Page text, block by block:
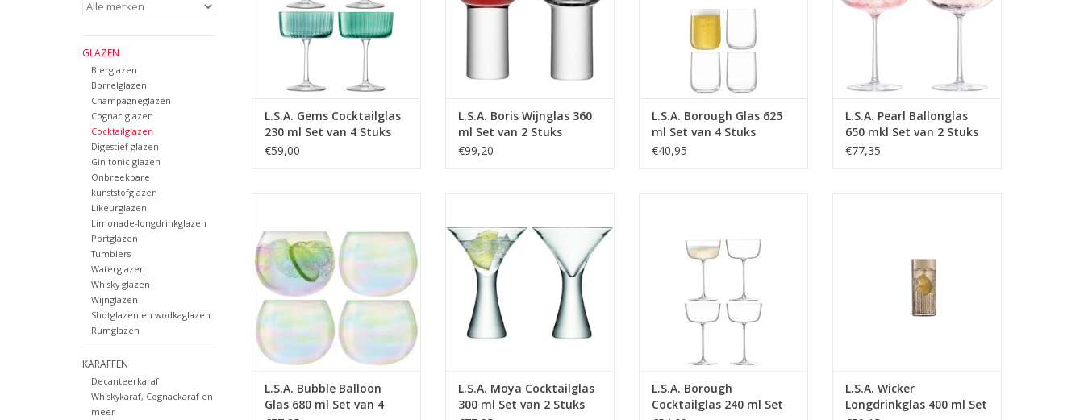
GLAZEN
Bierglazen
Borrelglazen
Champagneglazen
Cognac glazen
Cocktailglazen
Digestief glazen
Gin tonic glazen
Onbreekbare
kunststofglazen
Likeurglazen
Limonade-longdrinkglazen
Portglazen
Tumblers
Waterglazen
Whisky glazen
Wijnglazen
Shotglazen en wodkaglazen
Rumglazen
KARAFFEN
Decanteerkaraf
Whiskykaraf, Cognackaraf en
meer
L.S.A. Gems Cocktailglas
230 ml Set van 4 Stuks
€59,00
L.S.A. Boris Wijnglas 360
ml Set van 2 Stuks
€99,20
L.S.A. Borough Glas 625
ml Set van 4 Stuks
€40,95
L.S.A. Pearl Ballonglas
650 mkl Set van 2 Stuks
€77,35
MEER INFO
L.S.A. Bubble Balloon
Glas 680 ml Set van 4
MEER INFO
L.S.A. Moya Cocktailglas
300 ml Set van 2 Stuks
MEER INFO
L.S.A. Borough
Cocktailglas 240 ml Set
L.S.A. Wicker
Longdrinkglas 400 ml Set